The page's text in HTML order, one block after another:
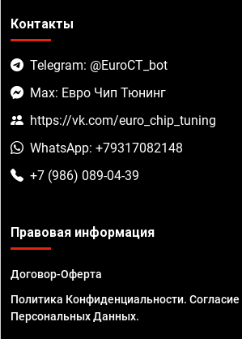
Контакты
Telegram: @EuroCT_bot
Max: Евро Чип Тюнинг
https://vk.com/euro_chip_tuning
WhatsApp: +79317082148
+7 (986) 089-04-39
Правовая информация
Договор-Оферта
Политика Конфиденциальности.
Персональных Данных.